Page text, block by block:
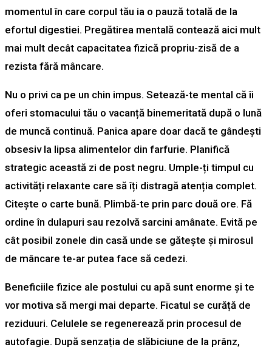
momentul în care corpul tău ia o pauză totală de la
efortul digestiei. Pregătirea mentală contează aici mult
mai mult decât capacitatea fizică propriu-zisă de a
rezista fără mâncare.
Nu o privi ca pe un chin impus. Setează-te mental că îi
oferi stomacului tău o vacanță binemeritată după o lună
de muncă continuă. Panica apare doar dacă te gândești
obsesiv la lipsa alimentelor din farfurie. Planifică
strategic această zi de post negru. Umple-ți timpul cu
activități relaxante care să îți distragă atenția complet.
Citește o carte bună. Plimbă-te prin parc două ore. Fă
ordine în dulapuri sau rezolvă sarcini amânate. Evită pe
cât posibil zonele din casă unde se gătește și mirosul
de mâncare te-ar putea face să cedezi.
Beneficiile fizice ale postului cu apă sunt enorme și te
vor motiva să mergi mai departe. Ficatul se curăță de
reziduuri. Celulele se regenerează prin procesul de
autofagie. După senzația de slăbiciune de la prânz,